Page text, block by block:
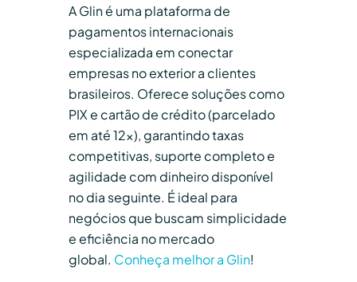
A Glin é uma plataforma de
pagamentos internacionais
especializada em conectar
empresas no exterior a clientes
brasileiros. Oferece soluções como
PIX e cartão de crédito (parcelado
em até 12x), garantindo taxas
competitivas, suporte completo e
agilidade com dinheiro disponível
no dia seguinte. É ideal para
negócios que buscam simplicidade
e eficiência no mercado
global. Conheça melhor a Glin!